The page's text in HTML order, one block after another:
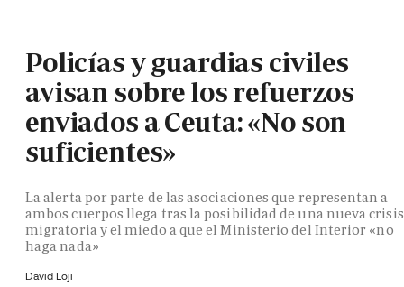
Policías y guardias civiles
avisan sobre los refuerzos
enviados a Ceuta: «No son
suficientes»
La alerta por parte de las asociaciones que representan a
ambos cuerpos llega tras la posibilidad de una nueva crisis
migratoria y el miedo a que el Ministerio del Interior «no
haga nada»
David Loji